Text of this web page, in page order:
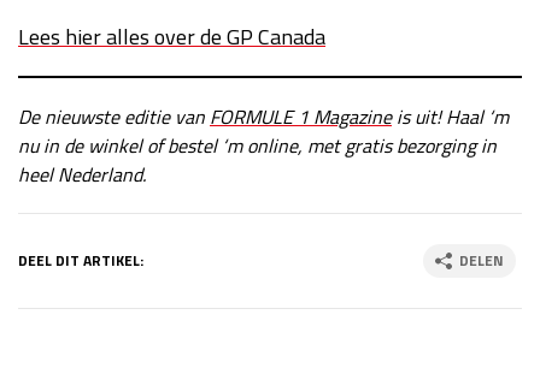
Lees hier alles over de GP Canada
De nieuwste editie van FORMULE 1 Magazineis uit! Haal ‘m
nu in de winkel of bestel ‘m online, met gratis bezorging in
heel Nederland.
DEEL DIT ARTIKEL: DELEN